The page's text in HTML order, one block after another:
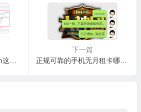
做一个猫哥237929.com这样的网站要投资多少，如何操作？
下一篇
正规可靠的手机无月租卡哪里买？ 小米0月租卡、蜗牛移动无月租卡（154）